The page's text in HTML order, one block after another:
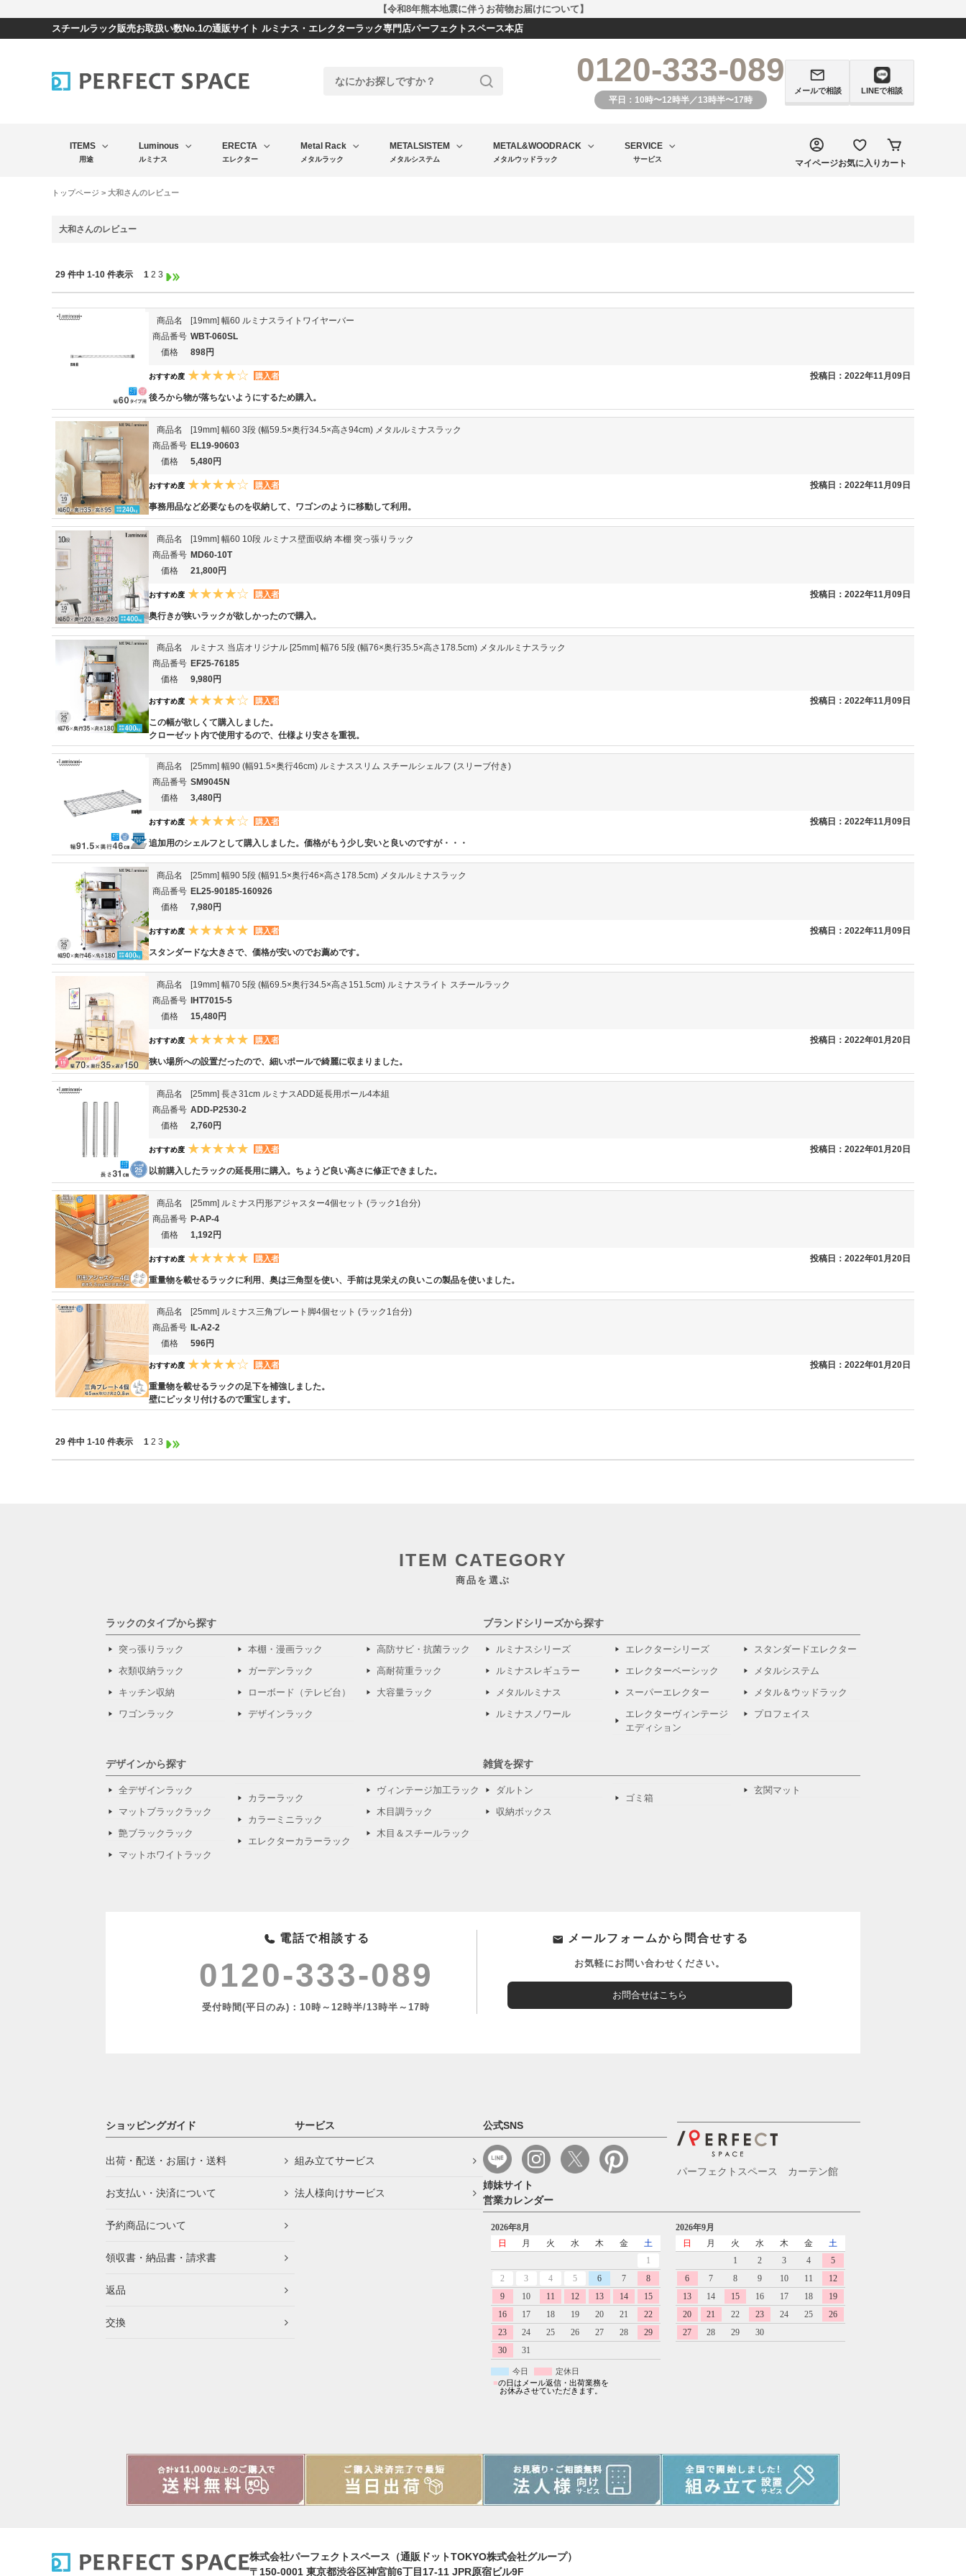
【令和8年熊本地震に伴うお荷物お届けについて】
スチールラック販売お取扱い数No.1の通販サイト ルミナス・エレクターラック専門店パーフェクトスペース本店
0120-333-089
平日：10時〜12時半／13時半〜17時
メールで相談 LINEで相談
ITEMS
用途
Luminous
ルミナス
ERECTA
エレクター
Metal Rack
メタルラック
METALSISTEM
メタルシステム
METAL&WOODRACK
メタルウッドラック
SERVICE
サービス マイページお気に入り カート
トップページ > 大和さんのレビュー
大和さんのレビュー
29 件中 1-10 件表示 1 2 3
商品名
[19mm] 幅60 ルミナスライトワイヤーバー
商品番号 WBT-060SL
価格
898円
投稿日：2022年11月09日
おすすめ度 購入者
後ろから物が落ちないようにするため購入。
商品名
[19mm] 幅60 3段 (幅59.5×奥行34.5×高さ94cm) メタルルミナスラック
商品番号 EL19-90603
価格
5,480円
投稿日：2022年11月09日
おすすめ度 購入者
事務用品など必要なものを収納して、ワゴンのように移動して利用。
商品名
[19mm] 幅60 10段 ルミナス壁面収納 本棚 突っ張りラック
商品番号 MD60-10T
価格
21,800円
投稿日：2022年11月09日
おすすめ度 購入者
奥行きが狭いラックが欲しかったので購入。
商品名
ルミナス 当店オリジナル [25mm] 幅76 5段 (幅76×奥行35.5×高さ178.5cm) メタルルミナスラック
商品番号 EF25-76185
価格
9,980円
投稿日：2022年11月09日
おすすめ度 購入者
この幅が欲しくて購入しました。
クローゼット内で使用するので、仕様より安さを重視。
商品名
[25mm] 幅90 (幅91.5×奥行46cm) ルミナススリム スチールシェルフ (スリーブ付き)
商品番号 SM9045N
価格
3,480円
投稿日：2022年11月09日
おすすめ度 購入者
追加用のシェルフとして購入しました。価格がもう少し安いと良いのですが・・・
商品名
[25mm] 幅90 5段 (幅91.5×奥行46×高さ178.5cm) メタルルミナスラック
商品番号 EL25-90185-160926
価格
7,980円
投稿日：2022年11月09日
おすすめ度 購入者
スタンダードな大きさで、価格が安いのでお薦めです。
商品名
[19mm] 幅70 5段 (幅69.5×奥行34.5×高さ151.5cm) ルミナスライト スチールラック
商品番号
IHT7015-5
価格
15,480円
投稿日：2022年01月20日
おすすめ度 購入者
狭い場所への設置だったので、細いポールで綺麗に収まりました。
商品名
[25mm] 長さ31cm ルミナスADD延長用ポール4本組
商品番号 ADD-P2530-2
価格
2,760円
投稿日：2022年01月20日
おすすめ度 購入者
以前購入したラックの延長用に購入。ちょうど良い高さに修正できました。
商品名
[25mm] ルミナス円形アジャスター4個セット (ラック1台分)
商品番号 P-AP-4
価格
1,192円
投稿日：2022年01月20日
おすすめ度 購入者
重量物を載せるラックに利用、奥は三角型を使い、手前は見栄えの良いこの製品を使いました。
商品名
[25mm] ルミナス三角プレート脚4個セット (ラック1台分)
商品番号
IL-A2-2
価格
596円
投稿日：2022年01月20日
おすすめ度 購入者
重量物を載せるラックの足下を補強しました。
壁にピッタリ付けるので重宝します。
29 件中 1-10 件表示 1 2 3